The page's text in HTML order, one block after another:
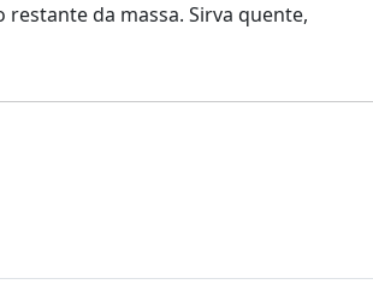
da massa. Sirva quente,